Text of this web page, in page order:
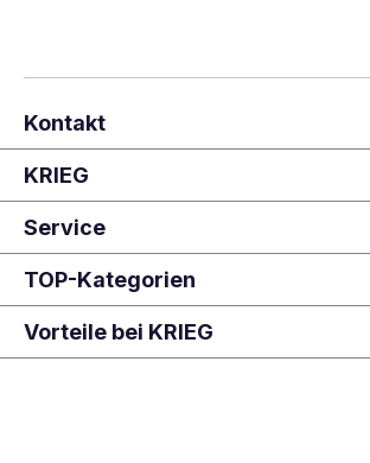
Kontakt
KRIEG
Service
TOP-Kategorien
Vorteile bei KRIEG